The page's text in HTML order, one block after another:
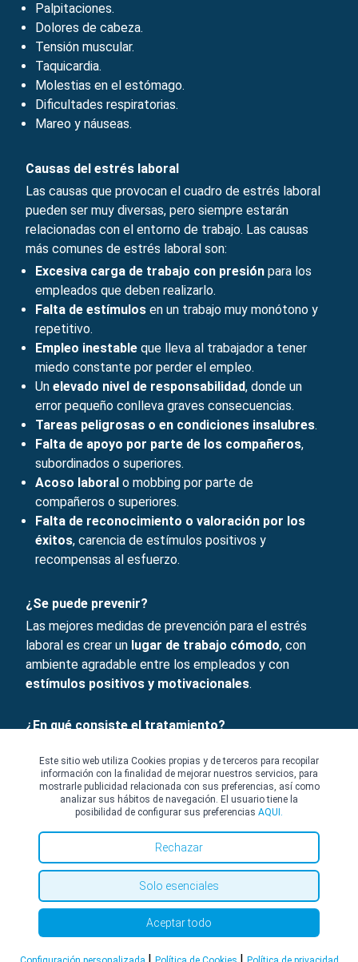
Palpitaciones.
Dolores de cabeza.
Tensión muscular.
Taquicardia.
Molestias en el estómago.
Dificultades respiratorias.
Mareoy náuseas.
Causas del estrés laboral
Las causas que provocan el cuadro de estrés laboral
pueden ser muy diversas, pero siempre estarán
relacionadas con el entorno de trabajo. Las causas
más comunes de estrés laboral son:
Excesiva carga de trabajo con presiónpara los
empleados que deben realizarlo.
Falta de estímulosen un trabajo muy monótono y
repetitivo.
Empleo inestableque lleva al trabajador a tener
miedo constante por perder el empleo.
Unelevado nivel de responsabilidad, donde un
error pequeño conlleva graves consecuencias.
Tareas peligrosas o en condiciones insalubres.
Falta de apoyo por parte de los compañeros,
subordinados o superiores.
Acoso laboralo mobbing por parte de
compañeros o superiores.
Falta de reconocimiento o valoración por los
éxitos, carencia de estímulos positivos y
recompensas al esfuerzo.
¿Se puede prevenir?
Las mejores medidas de prevención para el estrés
laboral es crear un lugar de trabajo cómodo, con
ambiente agradable entre los empleados y con
estímulos positivos y motivacionales.
¿En qué consiste el tratamiento?
tratamiento psicológicosimilar al que se realiza para
otros tipos de estrés. La terapia con elespecialista en
Psicologíase orientará en técnicas para evitar que el
formas de evitar las situaciones de
conflicto. En algunos casos, para vencer el estrés
laboral es necesario cambiar las condiciones laborales.
Este sitio web utiliza Cookies propias y de terceros para recopilar
información con la finalidad de mejorar nuestros servicios, para
mostrarle publicidad relacionada con sus preferencias, así como
analizar sus hábitos de navegación. El usuario tiene la
posibilidad de configurar sus preferencias AQUI.
Rechazar
Solo esenciales
Aceptar todo